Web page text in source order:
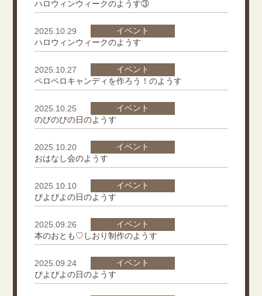
ハロウィンウィークのようす③
2025.10.29
イベント
ハロウィンウィークのようす
2025.10.27
イベント
ペロペロキャンディを作ろう！のようす
2025.10.25
イベント
のびのびの日のようす
2025.10.20
イベント
おはなし会のようす
2025.10.10
イベント
ぴよぴよの日のようす
2025.09.26
イベント
本のおとも♡しおり制作のようす
2025.09.24
イベント
ぴよぴよの日のようす